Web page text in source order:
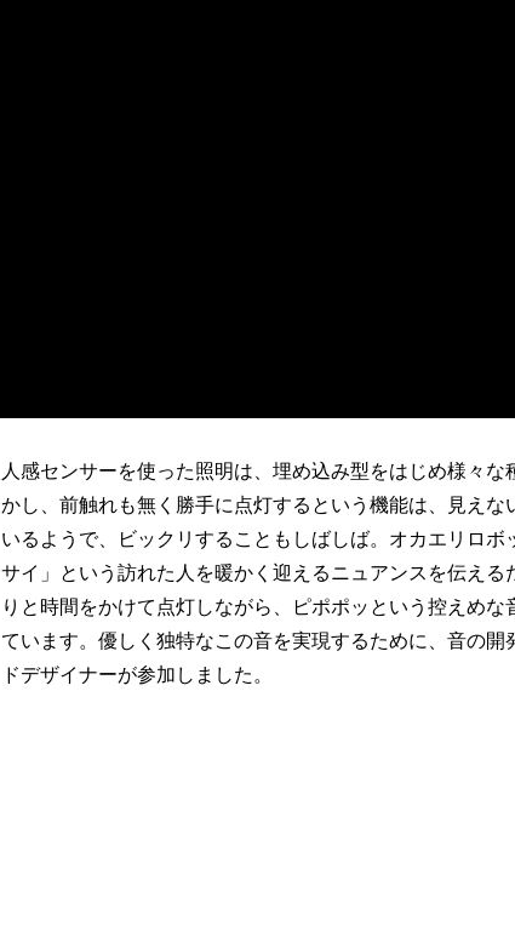
人感センサーを使った照明は、埋め込み型をはじめ様々な
かし、前触れも無く勝手に点灯するという機能は、見えな
いるようで、ビックリすることもしばしば。オカエリロボ
サイ」という訪れた人を暖かく迎えるニュアンスを伝える
りと時間をかけて点灯しながら、ピポポッという控えめな
ています。優しく独特なこの音を実現するために、音の開
ドデザイナーが参加しました。